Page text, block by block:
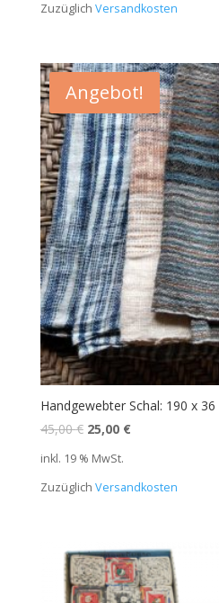
Zuzüglich Versandkosten
Angebot!
Handgewebter Schal: 190 x 36
45,00€ 25,00 €
inkl. 19 % MwSt.
Zuzüglich Versandkosten